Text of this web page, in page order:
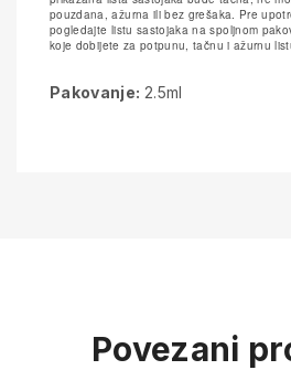
pouzdana, ažurna ili bez grešaka. Pre
pogledajte listu sastojaka na spoljnom
koje dobijete za potpunu, tačnu i ažurnu
Pakovanje: 2.5ml
Povezani